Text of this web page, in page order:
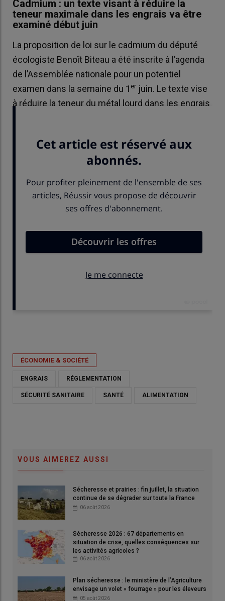
Cadmium : un texte visant à réduire la
teneur maximale dans les engrais va être
examiné début juin
La proposition de loi sur le cadmium du député
écologiste Benoît Biteau a été inscrite à l’agenda
de l’Assemblée nationale pour un potentiel
examen dans la semaine du 1 erjuin. Le texte vise
à réduire la teneur du métal lourd dans les engrais
Le texte, visant à réduire l’exposition de la population au métal
lourd en ciblant les engrais, pourrait être examiné pour la
semaine du 1er juin.
© Assemblée nationale (2024)
« Une première victoire contre le cadmium ! », se félicite le
LinkedIn
, après que saproposition de loi
sur le cadmium
ait été inscrite à l’agenda de l’Assemblée nationale. Le texte,
ÉCONOMIE & SOCIÉTÉ
ENGRAIS RÉGLEMENTATION
SÉCURITÉ SANITAIRE SANTÉ ALIMENTATION
VOUS AIMEREZ AUSSI
Sécheresse et prairies : fin juillet, la situation
continue de se dégrader sur toute la France
06 août 2026
Sécheresse 2026 : 67 départements en
situation de crise, quelles conséquences sur
les activités agricoles ?
06 août 2026
Plan sécheresse : le ministère de l’Agriculture
envisage un volet « fourrage » pour les éleveurs
05 août 2026